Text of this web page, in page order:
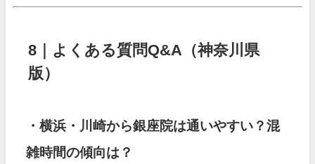
8｜よくある質問Q&A（神奈川県
版）
・横浜・川崎から銀座院は通いやすい？混
雑時間の傾向は？